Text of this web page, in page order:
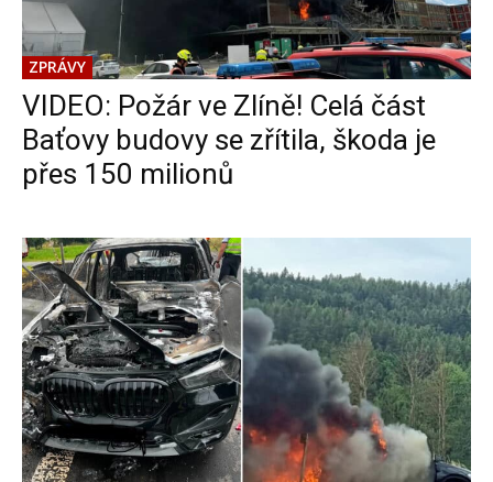
ZPRÁVY
VIDEO: Požár ve Zlíně! Celá část
Baťovy budovy se zřítila, škoda je
přes 150 milionů